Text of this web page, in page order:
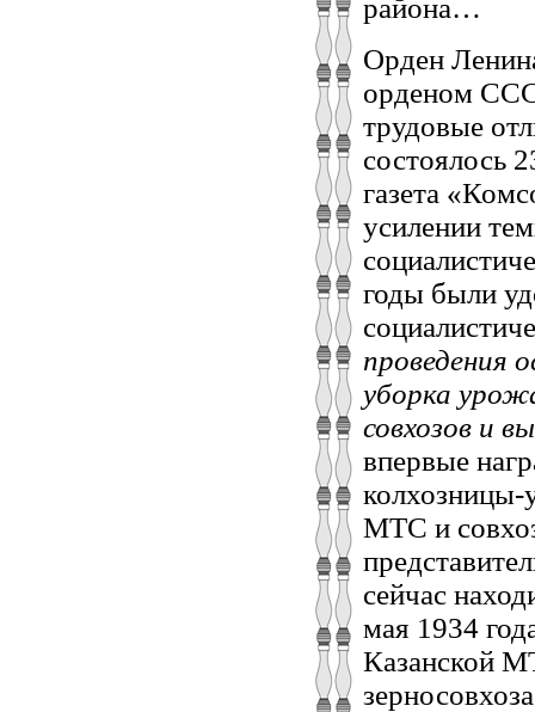
района…
Орден
орденом
трудовые
состоялось
газета
усилении
годы были
проведения
уборка
совхозов и
впервые
колхозницы-
МТС и
сейчас
мая 1934
Казанской